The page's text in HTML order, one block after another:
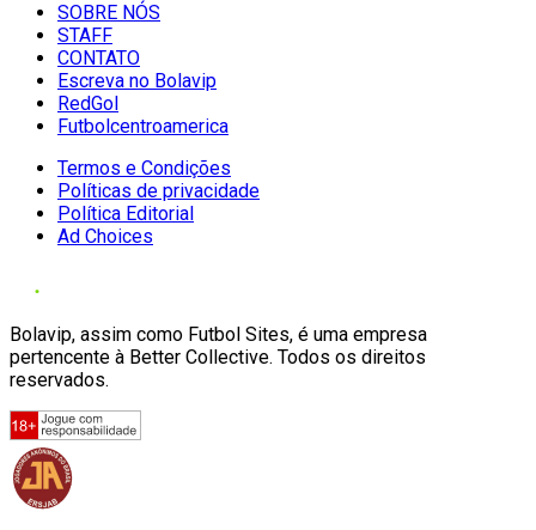
SOBRE NÓS
STAFF
CONTATO
Escreva no Bolavip
RedGol
Futbolcentroamerica
Termos e Condições
Políticas de privacidade
Política Editorial
Ad Choices
Bolavip, assim como Futbol Sites, é uma empresa
pertencente à Better Collective. Todos os direitos
reservados.